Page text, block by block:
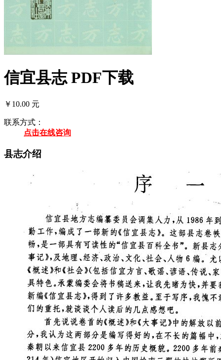
信宜县志 PDF下载
￥10.00 元
联系方式：
点击在线咨询
县志介绍